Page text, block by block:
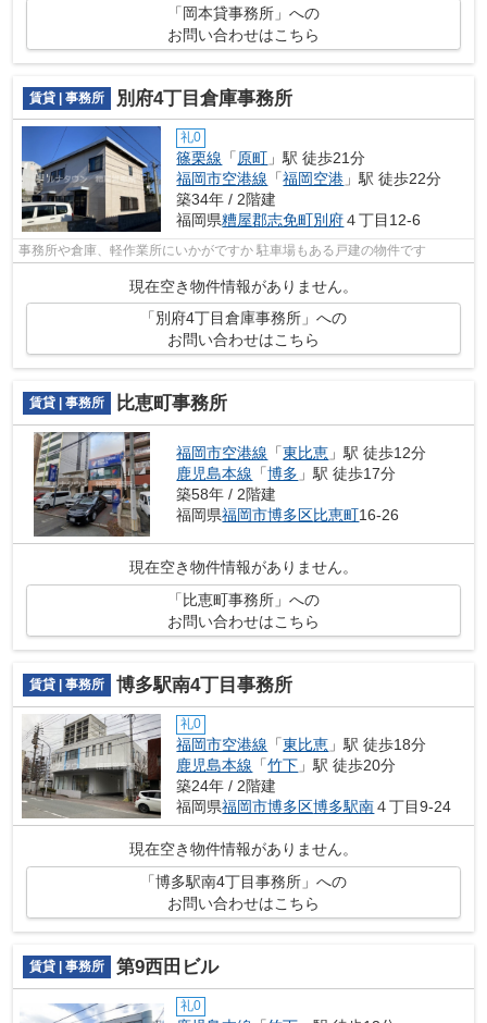
「岡本貸事務所」への
お問い合わせはこちら
賃貸 | 事務所 別府4丁目倉庫事務所
礼0
篠栗線 「原町 」駅 徒歩21分
福岡市空港線 「福岡空港 」駅 徒歩22分
築34年 / 2階建
福岡県糟屋郡志免町別府４丁目12-6
事務所や倉庫、軽作業所にいかがですか 駐車場もある戸建の物件です
現在空き物件情報がありません。
「別府4丁目倉庫事務所」への
お問い合わせはこちら
賃貸 | 事務所 比恵町事務所
福岡市空港線 「東比恵 」駅 徒歩12分
鹿児島本線 「博多 」駅 徒歩17分
築58年 / 2階建
福岡県福岡市博多区比恵町16-26
現在空き物件情報がありません。
「比恵町事務所」への
お問い合わせはこちら
賃貸 | 事務所 博多駅南4丁目事務所
礼0
福岡市空港線 「東比恵 」駅 徒歩18分
鹿児島本線 「竹下 」駅 徒歩20分
築24年 / 2階建
福岡県福岡市博多区博多駅南４丁目9-24
現在空き物件情報がありません。
「博多駅南4丁目事務所」への
お問い合わせはこちら
賃貸 | 事務所 第9西田ビル
礼0